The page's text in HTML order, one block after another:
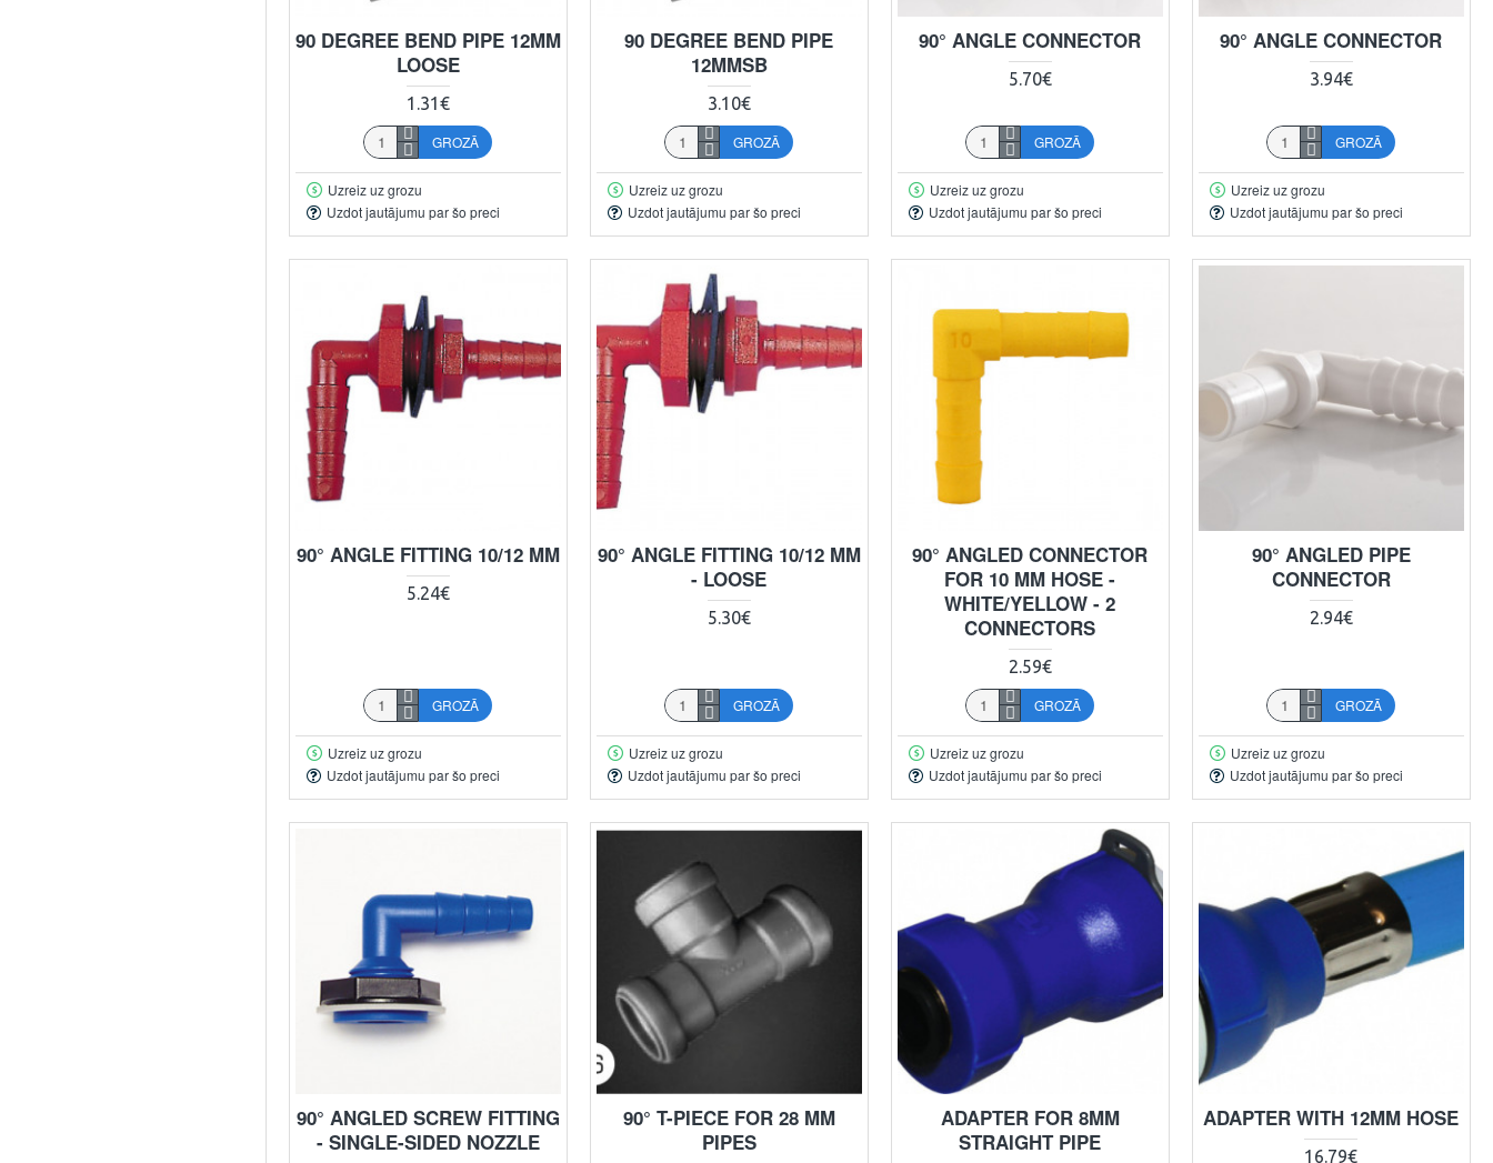
90 DEGREE BEND PIPE 12MM
LOOSE
1.31€
GROZĀ
Uzreiz uz grozu
Uzdot jautājumu par šo preci
90 DEGREE BEND PIPE
12MMSB
3.10€
GROZĀ
Uzreiz uz grozu
Uzdot jautājumu par šo preci
90° ANGLE CONNECTOR
5.70€
GROZĀ
Uzreiz uz grozu
Uzdot jautājumu par šo preci
90° ANGLE CONNECTOR
3.94€
GROZĀ
Uzreiz uz grozu
Uzdot jautājumu par šo preci
90° ANGLE FITTING 10/12 MM
5.24€
GROZĀ
Uzreiz uz grozu
Uzdot jautājumu par šo preci
90° ANGLE FITTING 10/12 MM
- LOOSE
5.30€
GROZĀ
Uzreiz uz grozu
Uzdot jautājumu par šo preci
90° ANGLED CONNECTOR
FOR 10 MM HOSE -
WHITE/YELLOW - 2
CONNECTORS
2.59€
GROZĀ
Uzreiz uz grozu
Uzdot jautājumu par šo preci
90° ANGLED PIPE
CONNECTOR
2.94€
GROZĀ
Uzreiz uz grozu
Uzdot jautājumu par šo preci
90° ANGLED SCREW FITTING
- SINGLE-SIDED NOZZLE
90° T-PIECE FOR 28 MM
PIPES
ADAPTER FOR 8MM
STRAIGHT PIPE
ADAPTER WITH 12MM HOSE
16.79€